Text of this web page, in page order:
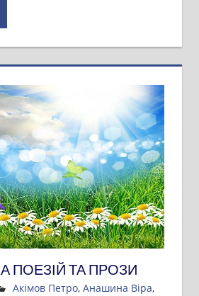
ПОЕЗІЙ ТА ПРОЗИ
Admin
Акімов Петро, Анашина Віра,